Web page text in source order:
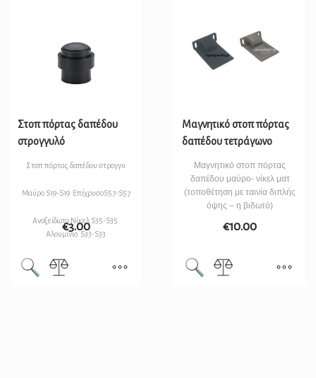
Στοπ πόρτας δαπέδου
στρογγυλό
Στοπ πόρτας δαπέδου στρογγυ
Μαύρο S19-S19 ΕπίχρυσοS57-S57
Ανοξείδωτο Νίκελ S35-S35
Αλουμίνιο S33-S33
€3.00
Μαγνητικό στοπ πόρτας
δαπέδου τετράγωνο
Μαγνητικό στοπ πόρτας
δαπέδου μαύρο- νίκελ ματ
(τοποθέτηση με ταινία διπλής
όψης – η βιδωτό)
€10.00